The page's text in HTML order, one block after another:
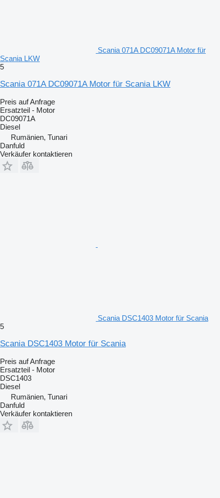
Scania 071A DC09071A Motor für
Scania LKW
5
Scania 071A DC09071A Motor für Scania LKW
Preis auf Anfrage
Ersatzteil - Motor
DC09071A
Diesel
Rumänien, Tunari
Danfuld
Verkäufer kontaktieren
Scania DSC1403 Motor für Scania
5
Scania DSC1403 Motor für Scania
Preis auf Anfrage
Ersatzteil - Motor
DSC1403
Diesel
Rumänien, Tunari
Danfuld
Verkäufer kontaktieren